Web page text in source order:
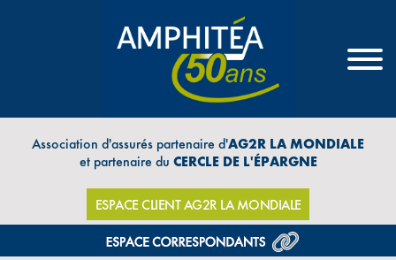
Association d'assurés partenaire d'AG2R LA MONDIALE
et partenaire du CERCLE DE L'ÉPARGNE
ESPACE CLIENT AG2R LA MONDIALE